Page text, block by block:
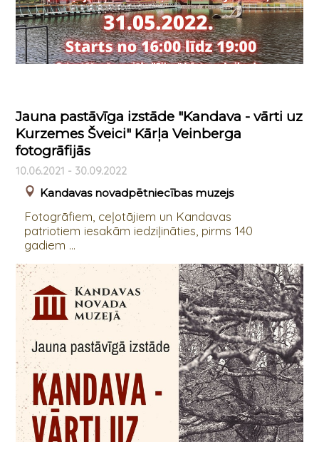
Jauna pastāvīga izstāde "Kandava - vārti uz
Kurzemes Šveici" Kārļa Veinberga
fotogrāfijās
10.06.2021 - 30.09.2022
Kandavas novadpētniecības muzejs
Fotogrāfiem, ceļotājiem un Kandavas
patriotiem iesakām iedziļināties, pirms 140
gadiem ...